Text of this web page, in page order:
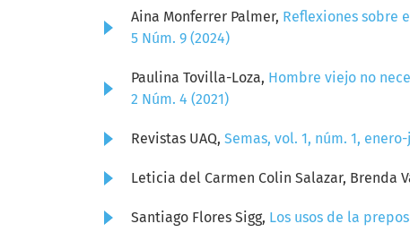
Aina Monferrer Palmer, Reflexiones sobre
5 Núm. 9 (2024)
Paulina Tovilla-Loza, Hombre viejo no
2 Núm. 4 (2021)
Revistas UAQ, Semas, vol. 1, núm. 1,
Leticia del Carmen Colin Salazar, Brenda
Santiago Flores Sigg, Los usos de la